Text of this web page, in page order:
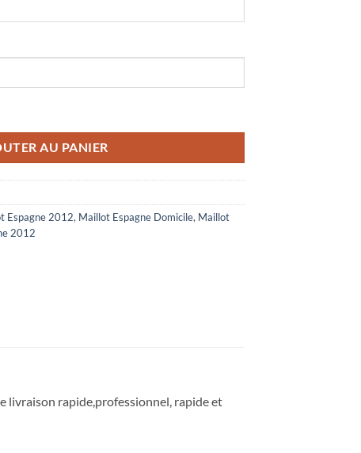
Extérieur 2012 Bleu
AU PANIER
Espagne 2012, Maillot Espagne Domicile, Maillot
2012
livraison rapide,professionnel, rapide et